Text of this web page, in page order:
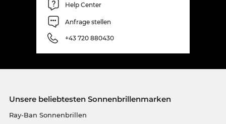
Help Center
Anfrage stellen
+43 720 880430
Unsere beliebtesten Sonnenbrillenmarken
Ray-Ban Sonnenbrillen